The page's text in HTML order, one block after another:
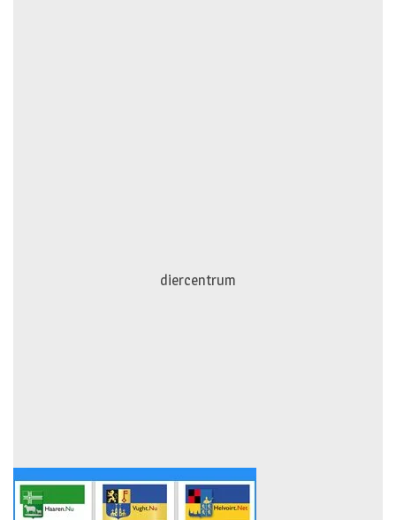
diercentrum